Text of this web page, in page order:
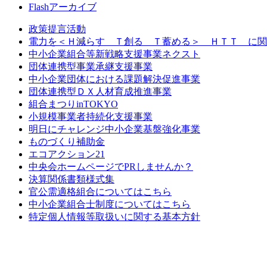
Flashアーカイブ
政策提言活動
電力を＜Ｈ減らす Ｔ創る Ｔ蓄める＞ ＨＴＴ に関
中小企業組合等新戦略支援事業ネクスト
団体連携型事業承継支援事業
中小企業団体における課題解決促進事業
団体連携型ＤＸ人材育成推進事業
組合まつりinTOKYO
小規模事業者持続化支援事業
明日にチャレンジ中小企業基盤強化事業
ものづくり補助金
エコアクション21
中央会ホームページでPRしませんか？
決算関係書類様式集
官公需適格組合についてはこちら
中小企業組合士制度についてはこちら
特定個人情報等取扱いに関する基本方針